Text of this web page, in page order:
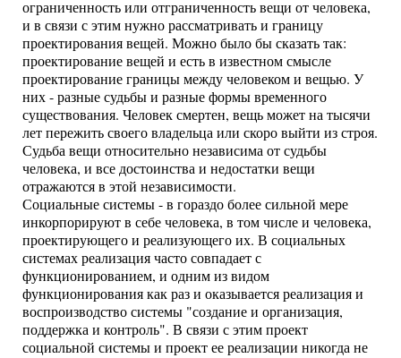
ограниченность или отграниченность вещи от человека,
и в связи с этим нужно рассматривать и границу
проектирования вещей. Можно было бы сказать так:
проектирование вещей и есть в известном смысле
проектирование границы между человеком и вещью. У
них - разные судьбы и разные формы временного
существования. Человек смертен, вещь может на тысячи
лет пережить своего владельца или скоро выйти из строя.
Судьба вещи относительно независима от судьбы
человека, и все достоинства и недостатки вещи
отражаются в этой независимости.
Социальные системы - в гораздо более сильной мере
инкорпорируют в себе человека, в том числе и человека,
проектирующего и реализующего их. В социальных
системах реализация часто совпадает с
функционированием, и одним из видом
функционирования как раз и оказывается реализация и
воспроизводство системы "создание и организация,
поддержка и контроль". В связи с этим проект
социальной системы и проект ее реализации никогда не